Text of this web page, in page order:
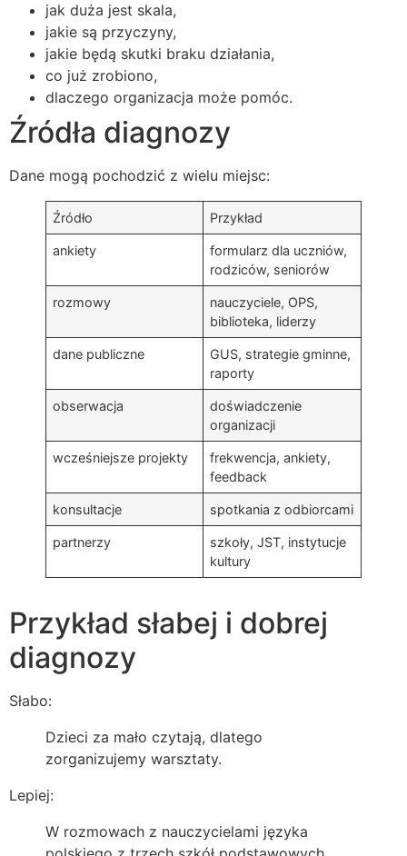
jak duża jest skala,
jakie są przyczyny,
jakie będą skutki braku działania,
co już zrobiono,
dlaczego organizacja może pomóc.
Źródła diagnozy
Dane mogą pochodzić z wielu miejsc:
Źródło Przykład
ankiety
formularz dla uczniów,
rodziców, seniorów
rozmowy
nauczyciele, OPS,
biblioteka, liderzy
dane publiczne
GUS, strategie gminne,
raporty
obserwacja
doświadczenie
organizacji
wcześniejsze projekty
frekwencja, ankiety,
feedback
konsultacje spotkania z odbiorcami
partnerzy
szkoły, JST, instytucje
kultury
Przykład słabej i dobrej
diagnozy
Słabo:
Dzieci za mało czytają, dlatego
zorganizujemy warsztaty.
Lepiej:
W rozmowach z nauczycielami języka